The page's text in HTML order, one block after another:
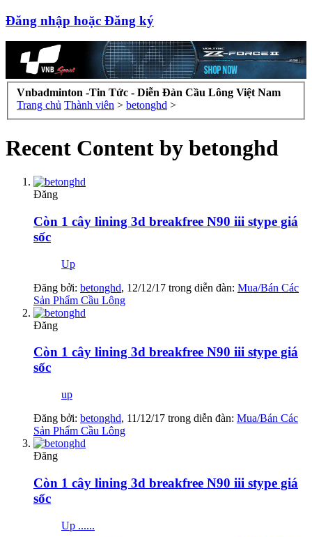
Đăng nhập hoặc Đăng ký
Vnbadminton -Tin Tức - Diễn Đàn Cầu Lông Việt Nam
Trang chủ Thành viên > betonghd >
Recent Content by betonghd
Đăng
Còn 1 cây lining 3d breakfree N90 iii stype giá
sốc
Up
Đăng bởi: betonghd, 12/12/17 trong diễn đàn: Mua/Bán Các
Sản Phẩm Cầu Lông
Đăng
Còn 1 cây lining 3d breakfree N90 iii stype giá
sốc
up
Đăng bởi: betonghd, 11/12/17 trong diễn đàn: Mua/Bán Các
Sản Phẩm Cầu Lông
Đăng
Còn 1 cây lining 3d breakfree N90 iii stype giá
sốc
Up ......